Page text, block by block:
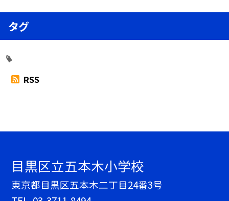
タグ
RSS
目黒区立五本木小学校
東京都目黒区五本木二丁目24番3号